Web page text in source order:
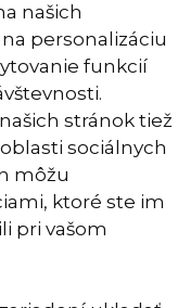
našich
personalizáciu
funkcií
stránok tiež
sociálnych
môžu
ktoré ste im
pri vašom